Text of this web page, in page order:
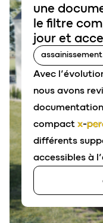
une
le filtre
jour et
Avec
nous avons
compact x-
différents
accessibles à